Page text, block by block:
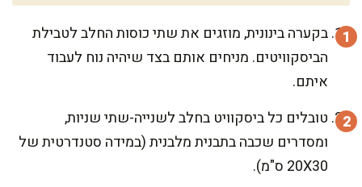
בקערה בינונית, מוזגים את שתי כוסות החלב לטבילת
הביסקוויטים. מניחים אותם בצד שיהיה נוח לעבוד
איתם.
טובלים כל ביסקוויט בחלב לשנייה-שתי שניות,
ומסדרים שכבה בתבנית מלבנית (במידה סטנדרטית של
20X30 ס"מ).